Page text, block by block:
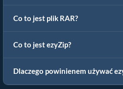
Co to jest plik RAR?
Co to jest ezyZip?
Dlaczego powinienem używać